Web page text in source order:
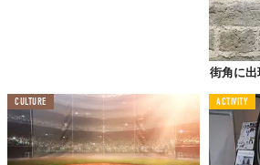
街角に出
CULTURE ACTIVITY